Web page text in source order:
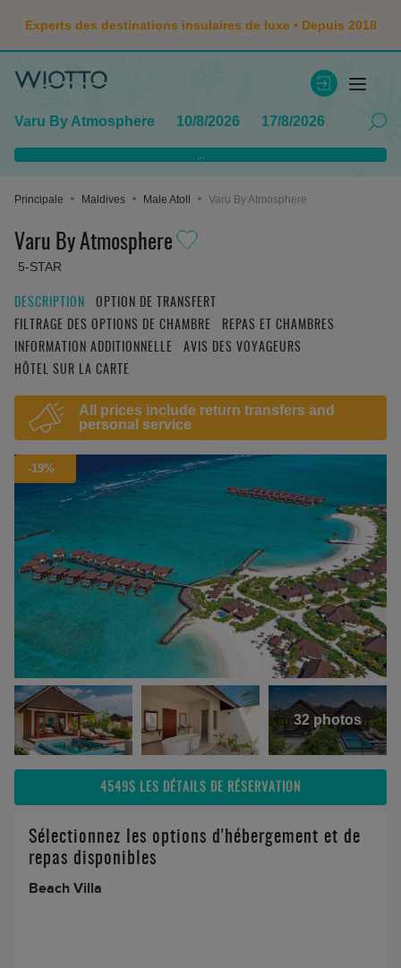
Experts des destinations insulaires de luxe • Depuis 2018
Varu By Atmosphere 10/8/2026 17/8/2026
...
Principale Maldives Male Atoll Varu By Atmosphere
Varu By Atmosphere
5-STAR
DESCRIPTION
OPTION DE TRANSFERT
FILTRAGE DES OPTIONS DE CHAMBRE
REPAS ET CHAMBRES
INFORMATION ADDITIONNELLE
AVIS DES VOYAGEURS
HÔTEL SUR LA CARTE
All prices include return transfers and
personal service
-19%
32 photos
4549$ LES DÉTAILS DE RÉSERVATION
Sélectionnez les options d'hébergement et de
repas disponibles
Beach Villa